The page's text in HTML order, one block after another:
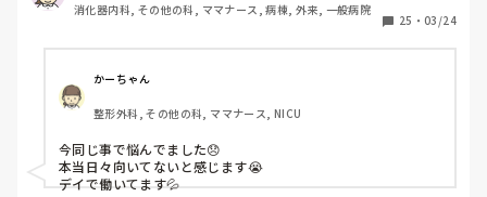
消化器内科, その他の科, ママナース, 病棟, 外来, 一般病院
25 ・ 03/24
かーちゃん
整形外科, その他の科, ママナース, NICU
今同じ事で悩んでました😞
本当日々向いてないと感じます😭
デイで働いてます💦